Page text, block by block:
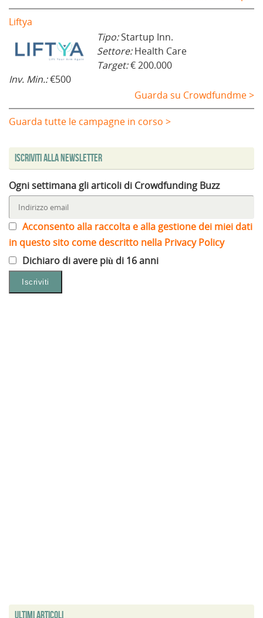
Liftya
Tipo:Startup Inn.
Settore:Health Care
Target:€ 200.000
Inv. Min.:€500
Guarda su Crowdfundme >
Guarda tutte le campagne in corso >
Iscriviti alla Newsletter
Ogni settimana gli articoli di Crowdfunding Buzz
Acconsento alla raccolta e alla gestione dei miei dati
in questo sito come descritto nella Privacy Policy
Dichiaro di avere più di 16 anni
Ultimi articoli